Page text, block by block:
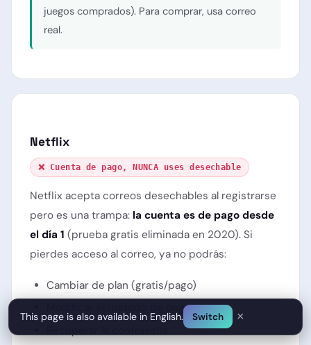
juegos comprados). Para comprar, usa correo
real.
Netflix
❌ Cuenta de pago, NUNCA uses desechable
Netflix acepta correos desechables al registrarse
pero es una trampa: la cuenta es de pago desde
el día 1 (prueba gratis eliminada en 2020). Si
pierdes acceso al correo, ya no podrás:
Cambiar de plan (gratis/pago)
Modificar el método de pago
This page is also available in English. Switch ×